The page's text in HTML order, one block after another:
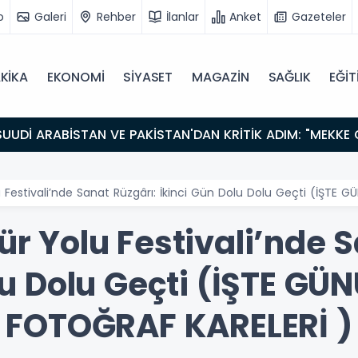
Galeri Rehber İlanlar Anket Gazeteler
EKONOMİ SİYASET MAGAZİN SAĞLIK
Sanat Rüzgârı: İkinci Gün Dolu Dolu Geçti (İŞTE
Yolu Festivali’nde
Geçti (İŞTE
FOTOĞRAF KARELERİ )